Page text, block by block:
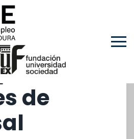
DE PRÁCTICAS
a de
de